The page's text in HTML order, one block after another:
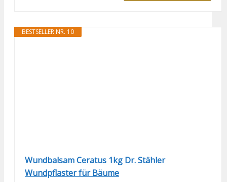
BESTSELLER NR. 10
Wundbalsam Ceratus 1kg Dr. Stähler
Wundpflaster für Bäume